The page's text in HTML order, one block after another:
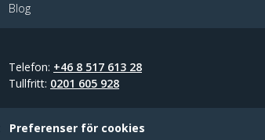
Blog
Telefon: +46 8 517 613 28
Tullfritt: 0201 605 928
Preferenser för cookies